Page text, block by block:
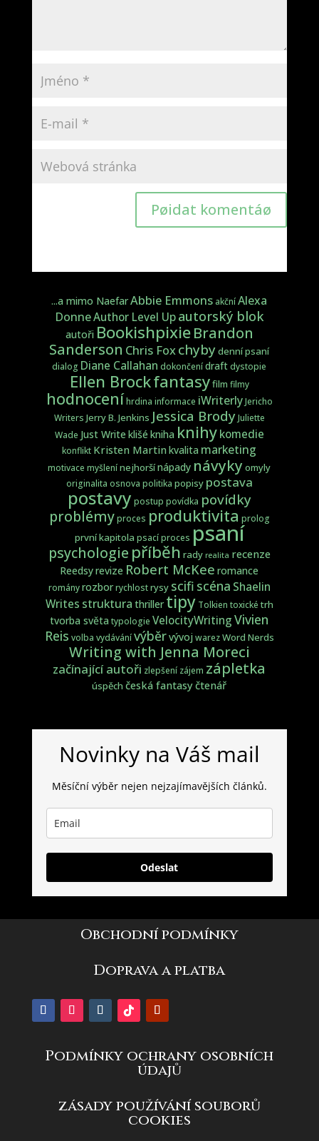
Pøidat komentáø
...a mimo NaefarAbbie Emmons akční Alexa
DonneAuthor Level Upautorský blok
autoři BookishpixieBrandon
Sanderson Chris Foxchybydenní psaní
dialog Diane Callahan dokončení draft dystopie
Ellen Brockfantasyfilm filmy
hodnoceníhrdina informace iWriterlyJericho
Writers Jerry B. Jenkins Jessica BrodyJuliette
Wade Just Write klišé kniha knihykomedie
konflikt Kristen Martinkvalita marketing
motivace myšlení nejhoršínápady návyky omyly
originalita osnova politika popisy postava
postavy postup povídka povídky
problémyproces produktivita prolog
první kapitola psací proces psaní
psychologie příběh rady realita recenze
Reedsyrevize Robert McKee romance
rományrozborrychlostrysy scifi scéna Shaelin
Writes struktura thriller tipy Tolkien toxické trh
tvorba světa typologie VelocityWriting Vivien
Reis volba vydávánívýběrvývoj warezWord Nerds
Writing with Jenna Moreci
začínající autoři zlepšení zájem zápletka
úspěch česká fantasyčtenář
Novinky na Váš mail
Měsíční výběr nejen nejzajímavějších článků.
Odeslat
Obchodní podmínky
Doprava a platba
Podmínky ochrany osobních
údajů
zásady používání souborů
cookies